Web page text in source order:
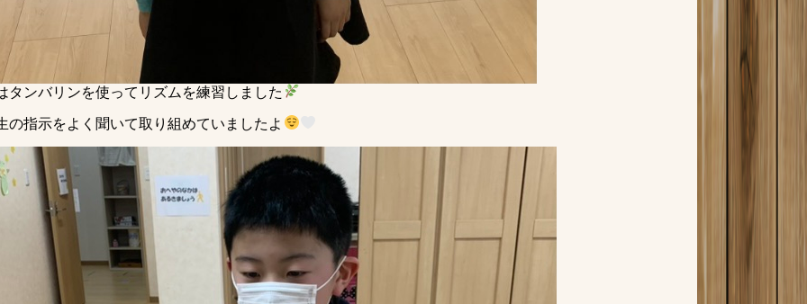
タンバリンを使ってリズムを練習しました
の指示をよく聞いて取り組めていましたよ